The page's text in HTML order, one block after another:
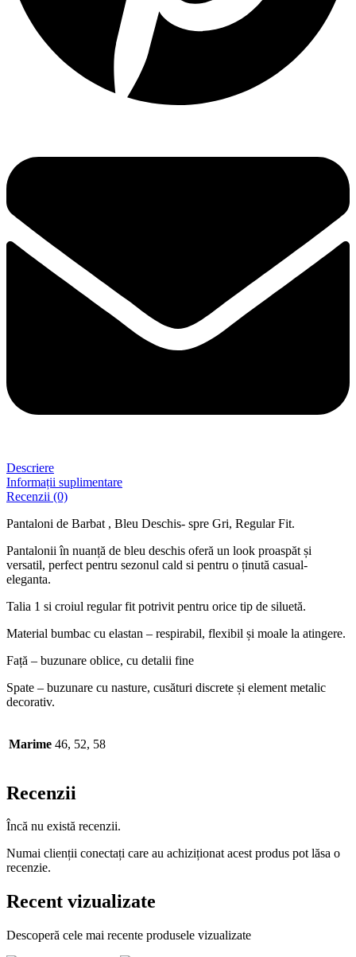
Descriere
Informații suplimentare
Recenzii (0)
Pantaloni de Barbat , Bleu Deschis- spre Gri, Regular Fit.
Pantalonii în nuanță de bleu deschis oferă un look proaspăt și
versatil, perfect pentru sezonul cald si pentru o ținută casual-
eleganta.
Talia 1 si croiul regular fit potrivit pentru orice tip de siluetă.
Material bumbac cu elastan – respirabil, flexibil și moale la atingere.
Față – buzunare oblice, cu detalii fine
Spate – buzunare cu nasture, cusături discrete și element metalic
decorativ.
Marime 46, 52, 58
Recenzii
Încă nu există recenzii.
Numai clienții conectați care au achiziționat acest produs pot lăsa o
recenzie.
Recent vizualizate
Descoperă cele mai recente produsele vizualizate